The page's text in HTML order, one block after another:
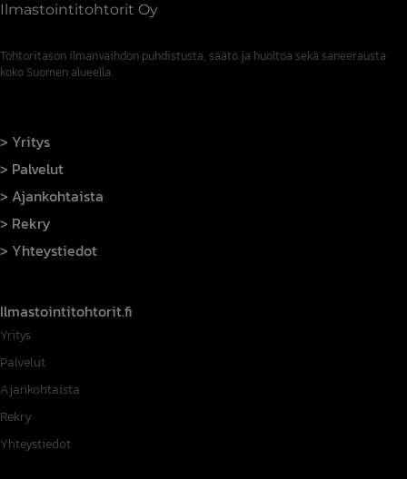
Ilmastointitohtorit Oy
Tohtoritason ilmanvaihdon puhdistusta, säätö ja huoltoa sekä saneerausta
koko Suomen alueella.
Yritys
Palvelut
Ajankohtaista
Rekry
Yhteystiedot
Ilmastointitohtorit.fi
Yritys
Palvelut
Ajankohtaista
Rekry
Yhteystiedot